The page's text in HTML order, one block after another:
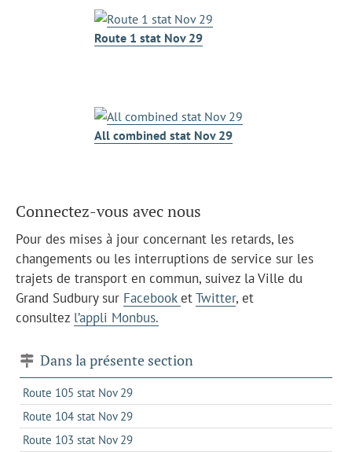
Route 1 stat Nov 29
All combined stat Nov 29
Connectez-vous avec nous
Pour des mises à jour concernant les retards, les
changements ou les interruptions de service sur les
trajets de transport en commun, suivez la Ville du
Grand Sudbury sur FacebooketTwitter, et
consultez l’appli Monbus.
Dans la présente section
Route 105 stat Nov 29
Route 104 stat Nov 29
Route 103 stat Nov 29